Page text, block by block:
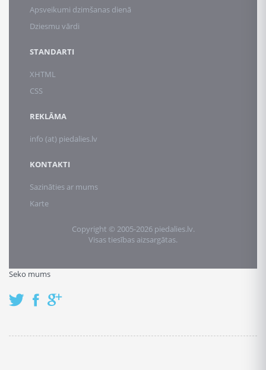
Apsveikumi dzimšanas dienā
Dziesmu vārdi
STANDARTI
XHTML
CSS
REKLĀMA
info (at) piedalies.lv
KONTAKTI
Sazināties ar mums
Karte
Copyright © 2005-2026 piedalies.lv.
Visas tiesības aizsargātas.
Seko mums